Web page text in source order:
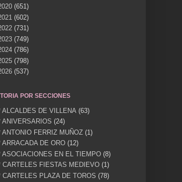
VILLENA CUÉNTAME... UN
(651)
(602)
(731)
(749)
(786)
(798)
(537)
POR SECCIONES
ALCALDES DE VILLENA (63)
ANIVERSARIOS (24)
ANTONIO FERRIZ MUÑOZ (1)
ARRACADA DE ORO (12)
ASOCIACIONES EN EL TIEMPO (8)
CARTELES FIESTAS MEDIEVO (1)
CARTELES PLAZA DE TOROS (78)